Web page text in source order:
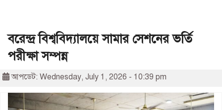
বরেন্দ্র বিশ্ববিদ্যালয়ে সামার সেশনের ভর্তি
পরীক্ষা সম্পন্ন
আপডেট: Wednesday, July 1, 2026 - 10:39 pm